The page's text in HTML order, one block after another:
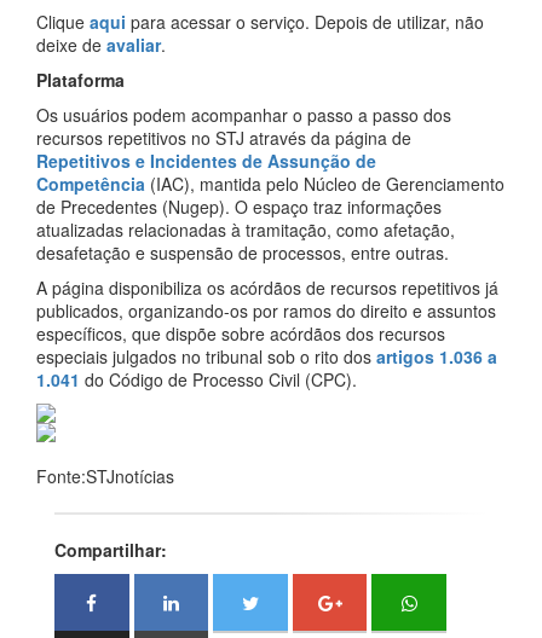
Clique aqui para acessar o serviço. Depois de utilizar, não
deixe de avaliar.
Plataforma
Os usuários podem acompanhar o passo a passo dos
recursos repetitivos no STJ através da página de
Repetitivos e Incidentes de Assunção de
Competência (IAC), mantida pelo Núcleo de Gerenciamento
de Precedentes (Nugep). O espaço traz informações
atualizadas relacionadas à tramitação, como afetação,
desafetação e suspensão de processos, entre outras.
A página disponibiliza os acórdãos de recursos repetitivos já
publicados, organizando-os por ramos do direito e assuntos
específicos, que dispõe sobre acórdãos dos recursos
especiais julgados no tribunal sob o rito dos artigos 1.036 a
1.041 do Código de Processo Civil (CPC).
Fonte:STJnotícias
Compartilhar: